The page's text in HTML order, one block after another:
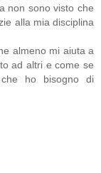
non sono visto che
alla mia disciplina
almeno mi aiuta a
ad altri e come se
ho bisogno di